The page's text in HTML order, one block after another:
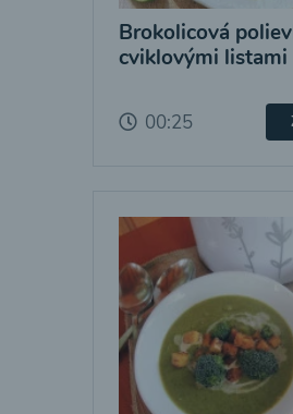
Brokolicová
cviklovými listami
00:25